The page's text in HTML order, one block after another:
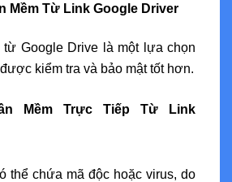
Mềm Từ Link Google Driver
Google Drive là một lựa chọn
kiểm tra và bảo mật tốt hơn.
Mềm Trực Tiếp Từ Link
thể chứa mã độc hoặc virus, do